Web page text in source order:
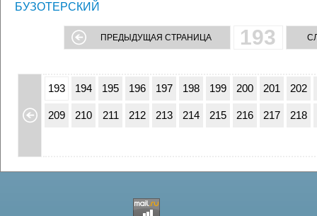
БУЗОТЕРСКИЙ
ПРЕДЫДУЩАЯ СТРАНИЦА 193
176
193 194 195 196 197 198 199 200 201 202
209 210 211 212 213 214 215 216 217 218